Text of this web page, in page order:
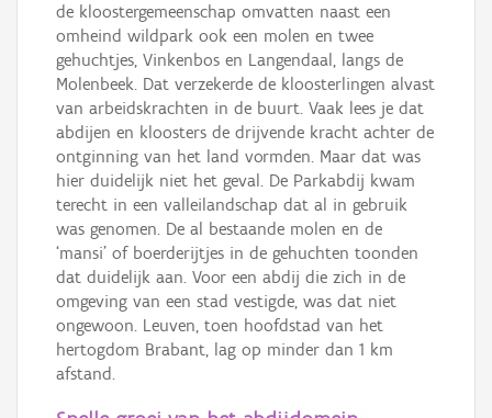
de kloostergemeenschap omvatten naast een
omheind wildpark ook een molen en twee
gehuchtjes, Vinkenbos en Langendaal, langs de
Molenbeek. Dat verzekerde de kloosterlingen alvast
van arbeidskrachten in de buurt. Vaak lees je dat
abdijen en kloosters de drijvende kracht achter de
ontginning van het land vormden. Maar dat was
hier duidelijk niet het geval. De Parkabdij kwam
terecht in een valleilandschap dat al in gebruik
was genomen. De al bestaande molen en de
‘mansi’ of boerderijtjes in de gehuchten toonden
dat duidelijk aan. Voor een abdij die zich in de
omgeving van een stad vestigde, was dat niet
ongewoon. Leuven, toen hoofdstad van het
hertogdom Brabant, lag op minder dan 1 km
afstand.